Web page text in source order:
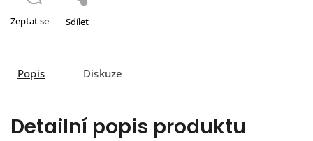
Zeptat se Sdílet
Popis Diskuze
Detailní popis produktu